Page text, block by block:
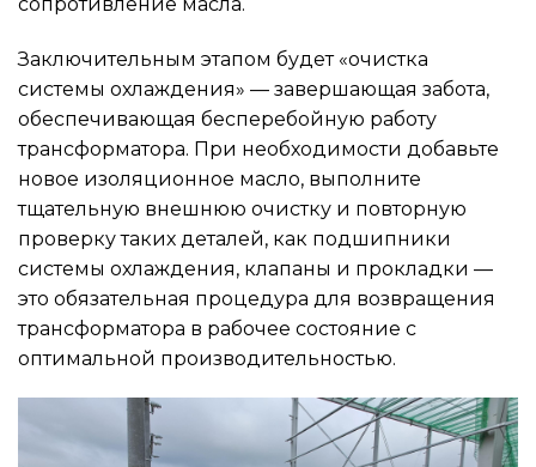
Заключительным этапом будет «очистка
системы охлаждения» — завершающая забота,
обеспечивающая бесперебойную работу
трансформатора. При необходимости добавьте
новое изоляционное масло, выполните
тщательную внешнюю очистку и повторную
проверку таких деталей, как подшипники
системы охлаждения, клапаны и прокладки —
это обязательная процедура для возвращения
трансформатора в рабочее состояние с
оптимальной производительностью.